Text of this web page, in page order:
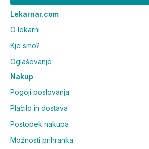
Lekarnar.com
O lekarni
Kje smo?
Oglaševanje
Nakup
Pogoji poslovanja
Plačilo in dostava
Postopek nakupa
Možnosti prihranka